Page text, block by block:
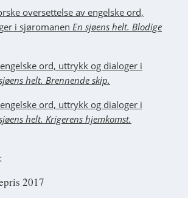
oversettelse av engelske ord,
i sjøromanen En sjøens helt. Blodige
ord, uttrykk og dialoger i
helt. Brennende skip.
ord, uttrykk og dialoger i
helt. Krigerens hjemkomst.
2017